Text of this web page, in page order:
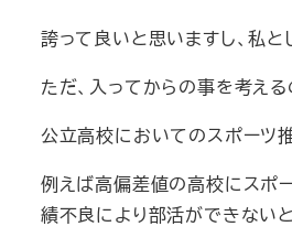
誇って良いと思いますし、私
ただ、入ってからの事を考え
公立高校においてのスポーツ
例えば高偏差値の高校にスポ
績不良により部活ができない